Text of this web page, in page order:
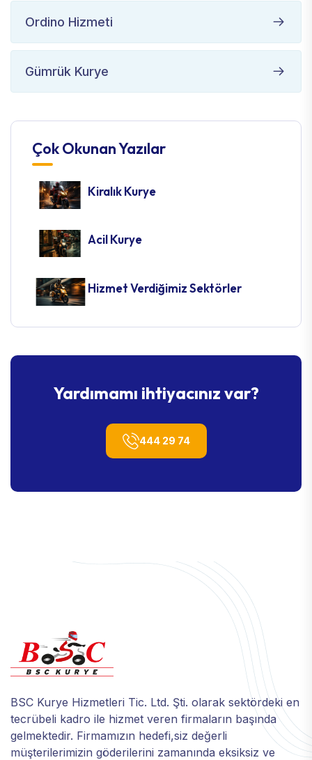
Ordino Hizmeti
Gümrük Kurye
Çok Okunan Yazılar
Kiralık Kurye
Acil Kurye
Hizmet Verdiğimiz Sektörler
Yardımamı ihtiyacınız var?
444 29 74
BSC Kurye Hizmetleri Tic. Ltd. Şti. olarak sektördeki en
tecrübeli kadro ile hizmet veren firmaların başında
gelmektedir. Firmamızın hedefi,siz değerli
müşterilerimizin göderilerini zamanında eksiksiz ve